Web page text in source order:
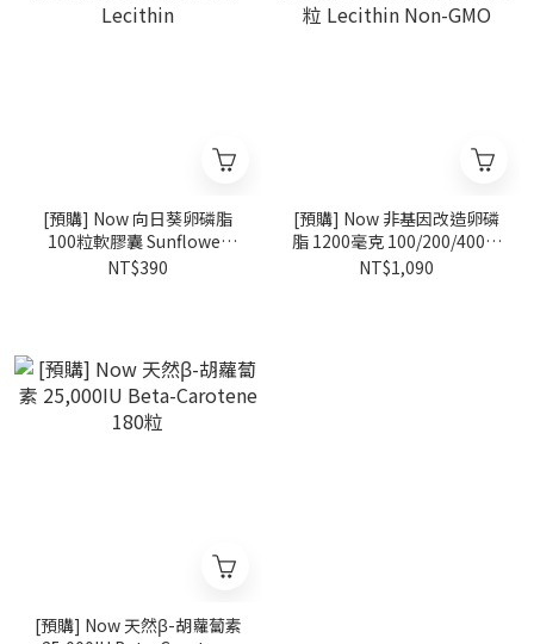
[預購] Now 向日葵卵磷脂
100粒軟膠囊 Sunflower
Lecithin
NT$390
[預購] Now 非基因改造卵磷
脂 1200毫克 100/200/400粒
Lecithin Non-GMO
NT$1,090
[預購] Now 天然β-胡蘿蔔素